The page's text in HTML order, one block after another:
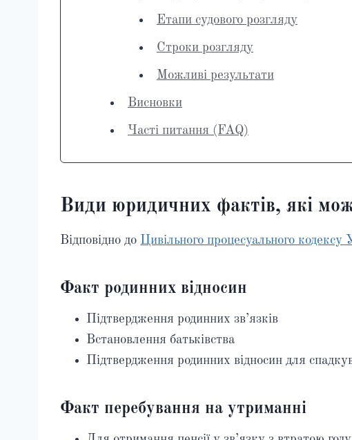
Етапи судового розгляду
Строки розгляду
Можливі результати
Висновки
Часті питання (FAQ)
Види юридичних фактів, які
Відповідно до Цивільного процесуального кодексу
Факт родинних відносин
Підтвердження родинних зв’язків
Встановлення батьківства
Підтвердження родинних відносин для
Факт перебування на утриманні